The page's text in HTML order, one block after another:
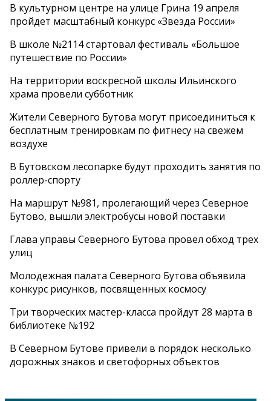
В культурном центре на улице Грина 19 апреля
пройдет масштабный конкурс «Звезда России»
В школе №2114 стартовал фестиваль «Большое
путешествие по России»
На территории воскресной школы Ильинского
храма провели субботник
Жители Северного Бутова могут присоединиться к
бесплатным тренировкам по фитнесу на свежем
воздухе
В Бутовском лесопарке будут проходить занятия по
роллер-спорту
На маршрут №981, пролегающий через Северное
Бутово, вышли электробусы новой поставки
Глава управы Северного Бутова провел обход трех
улиц
Молодежная палата Северного Бутова объявила
конкурс рисунков, посвященных космосу
Три творческих мастер-класса пройдут 28 марта в
библиотеке №192
В Северном Бутове привели в порядок несколько
дорожных знаков и светофорных объектов